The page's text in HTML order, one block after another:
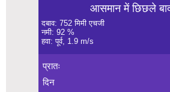
आसमान में छिछले
दबाव: 752 मिमी एचजी
नमी: 92 %
हवा: पूर्व, 1.9 m/s
प्रातः
दिन